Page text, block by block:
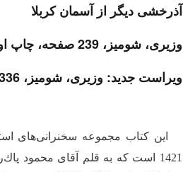
آذرخشى دیگر از آسمان كربلا
وزیری، شومیز، 239 صفحه، چاپ اول 1379، چاپ دهم 1382.
ویراست جدید: وزیری، شومیز، 336 صفحه، چاپ اول 1403.
این كتاب مجموعه سخنرانى‌هاى
1421 است كه به قلم آقاى محمود